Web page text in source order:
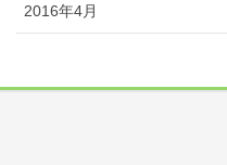
2016年4月